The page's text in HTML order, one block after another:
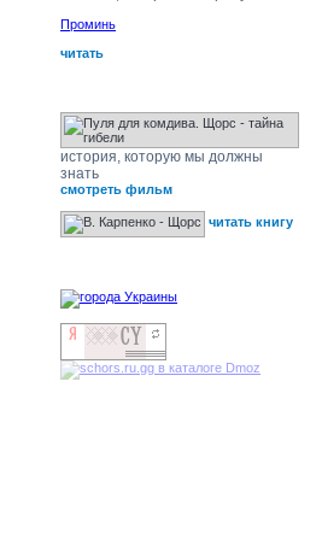
Проминь
читать
история, которую мы должны
знать
смотреть фильм
читать книгу